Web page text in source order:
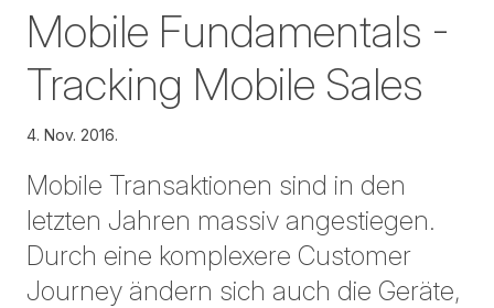
Mobile Fundamentals -
Tracking Mobile Sales
4. Nov. 2016.
Mobile Transaktionen sind in den
letzten Jahren massiv angestiegen.
Durch eine komplexere Customer
Journey ändern sich auch die Geräte,